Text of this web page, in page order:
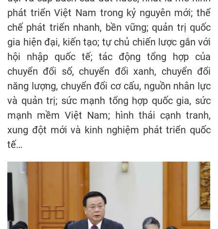
phát triển Việt Nam trong kỷ nguyên mới; thể
chế phát triển nhanh, bền vững; quản trị quốc
gia hiện đại, kiến tạo; tự chủ chiến lược gắn với
hội nhập quốc tế; tác động tổng hợp của
chuyển đổi số, chuyển đổi xanh, chuyển đổi
năng lượng, chuyển đổi cơ cấu, nguồn nhân lực
và quản trị; sức mạnh tổng hợp quốc gia, sức
mạnh mềm Việt Nam; hình thái cạnh tranh,
xung đột mới và kinh nghiệm phát triển quốc
tế…